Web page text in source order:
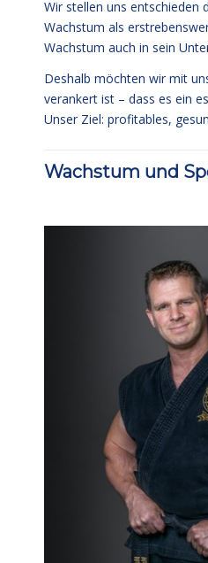
Wir stellen uns entschieden
Wachstum als
Wachstum auch in sein
Deshalb möchten wir mit
verankert ist – dass es ein
Unser Ziel: profitables,
Wachstum und